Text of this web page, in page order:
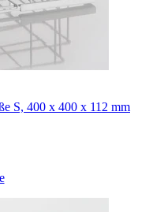
S, 400 x 400 x 112 mm